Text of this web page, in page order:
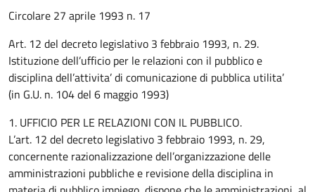
Circolare 27 aprile 1993 n. 17
Art. 12 del decreto legislativo 3 febbraio 1993, n. 29.
Istituzione dell’ufficio per le relazioni con il pubblico e
disciplina dell’attivita’ di comunicazione di pubblica utilita’
(in G.U. n. 104 del 6 maggio 1993)
1. UFFICIO PER LE RELAZIONI CON IL PUBBLICO.
L’art. 12 del decreto legislativo 3 febbraio 1993, n. 29,
concernente razionalizzazione dell’organizzazione delle
amministrazioni pubbliche e revisione della disciplina in